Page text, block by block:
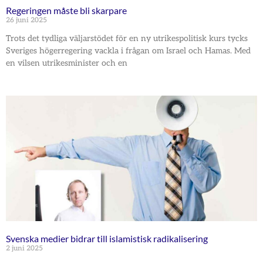
Regeringen måste bli skarpare
26 juni 2025
Trots det tydliga väljarstödet för en ny utrikespolitisk kurs tycks
Sveriges högerregering vackla i frågan om Israel och Hamas. Med
en vilsen utrikesminister och en
Svenska medier bidrar till islamistisk radikalisering
2 juni 2025